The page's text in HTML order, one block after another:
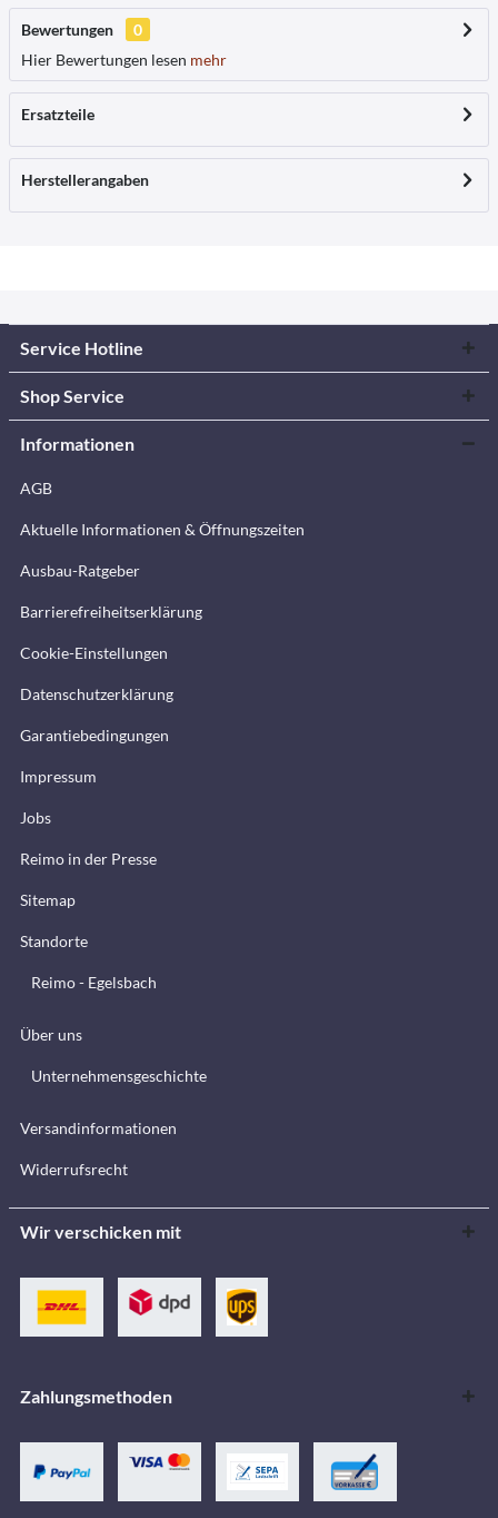
Bewertungen
0
Hier Bewertungen lesen mehr
Ersatzteile
Herstellerangaben
Service Hotline
Shop Service
Informationen
AGB
Aktuelle Informationen & Öffnungszeiten
Ausbau-Ratgeber
Barrierefreiheitserklärung
Cookie-Einstellungen
Datenschutzerklärung
Garantiebedingungen
Impressum
Jobs
Reimo in der Presse
Sitemap
Standorte
Reimo - Egelsbach
Über uns
Unternehmensgeschichte
Versandinformationen
Widerrufsrecht
Wir verschicken mit
Zahlungsmethoden